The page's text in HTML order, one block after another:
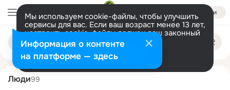
Войти
Мы используем cookie-файлы, чтобы улучшить
сервисы для вас. Если ваш возраст менее 13 лет,
настроить cookie-файлы должен ваш законный
представитель. Больше информации
Разрешить все Настроить
Поиск
людям
gus lapchatiy
Люди99
Информация о контенте
на платформе — здесь